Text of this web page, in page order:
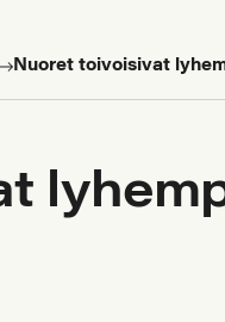
Nuoret toivoisivat